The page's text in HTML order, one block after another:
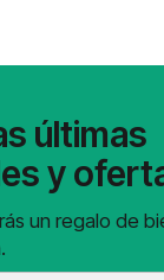
últimas
y
un regalo de